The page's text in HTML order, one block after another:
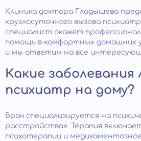
Клиника доктора Гладышева
круглосуточного вызова
специалист окажет
помощь в комфортных домашних
и мы ответим на все
Какие заболевания
психиатр на дому?
Врач специализируется на
расстройствах. Терапия
психотерапии и